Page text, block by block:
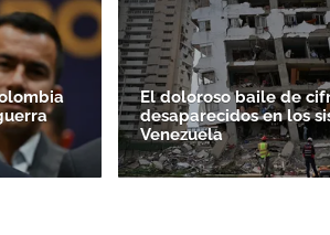
El doloroso baile de
desaparecidos en los
Venezuela